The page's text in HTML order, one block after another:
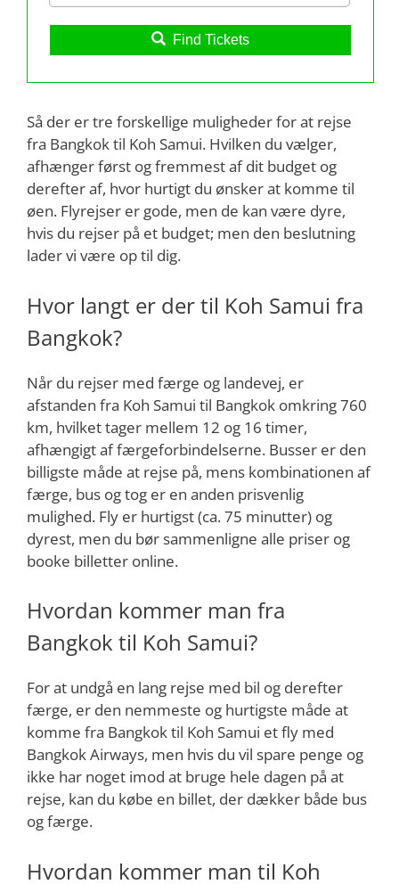
Find Tickets
Så der er tre forskellige muligheder for at rejse
fra Bangkok til Koh Samui. Hvilken du vælger,
afhænger først og fremmest af dit budget og
derefter af, hvor hurtigt du ønsker at komme til
øen. Flyrejser er gode, men de kan være dyre,
hvis du rejser på et budget; men den beslutning
lader vi være op til dig.
Hvor langt er der til Koh Samui fra
Bangkok?
Når du rejser med færge og landevej, er
afstanden fra Koh Samui til Bangkok omkring 760
km, hvilket tager mellem 12 og 16 timer,
afhængigt af færgeforbindelserne. Busser er den
billigste måde at rejse på, mens kombinationen af
færge, bus og tog er en anden prisvenlig
mulighed. Fly er hurtigst (ca. 75 minutter) og
dyrest, men du bør sammenligne alle priser og
booke billetter online.
Hvordan kommer man fra
Bangkok til Koh Samui?
For at undgå en lang rejse med bil og derefter
færge, er den nemmeste og hurtigste måde at
komme fra Bangkok til Koh Samui et fly med
Bangkok Airways, men hvis du vil spare penge og
ikke har noget imod at bruge hele dagen på at
rejse, kan du købe en billet, der dækker både bus
og færge.
Hvordan kommer man til Koh